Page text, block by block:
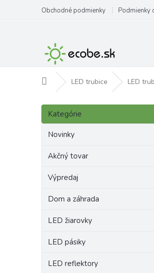
obsah
Obchodné podmienky Podmienky
DomovLED trubice LED
B
č
Preskočiť
kategórie
Kategórie
Novinky
Akčný tovar
Výpredaj
Dom a záhrada
LED žiarovky
LED pásiky
LED reflektory